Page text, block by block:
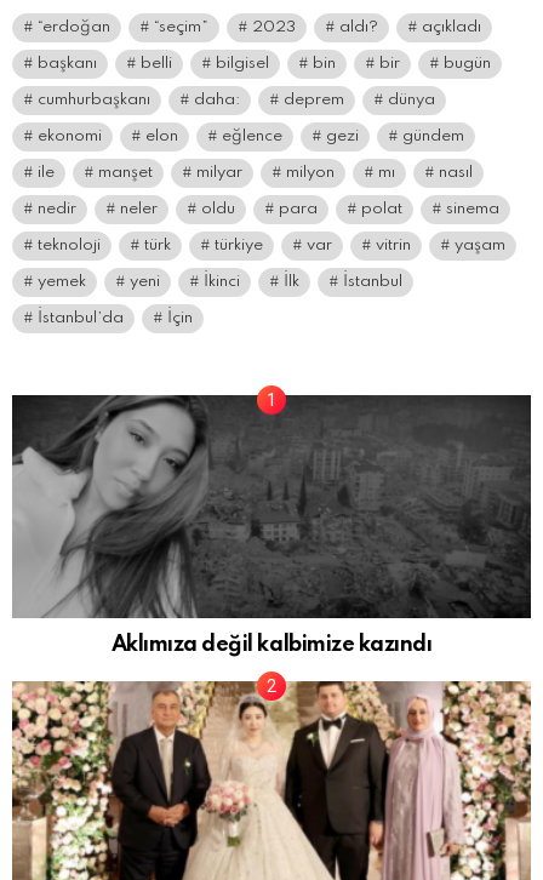
“erdoğan “seçim” 2023 aldı? açıkladı
başkanı belli bilgisel bin bir bugün
cumhurbaşkanı daha: deprem dünya
ekonomi elon eğlence gezi gündem
ile manşet milyar milyon mı nasıl
nedir neler oldu para polat sinema
teknoloji türk türkiye var vitrin yaşam
yemek yeni İkinci İlk İstanbul
İstanbul’da İçin
Aklımıza değil kalbimize kazındı